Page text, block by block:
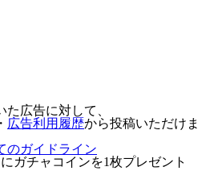
広告に対して、
・ 広告利用履歴から投稿いただけま
のガイドライン
ガチャコインを1枚プレゼント